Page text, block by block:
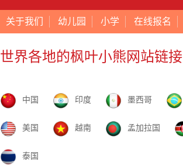
关于我们 幼儿园 小学 在线报名
世界各地的枫叶小熊网站链接
中国 印度 墨西哥
美国 越南 孟加拉国
泰国